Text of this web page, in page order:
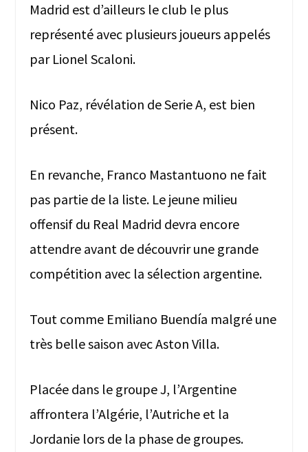
Madrid est d’ailleurs le club le plus
représenté avec plusieurs joueurs appelés
par Lionel Scaloni.
Nico Paz, révélation de Serie A, est bien
présent.
En revanche, Franco Mastantuono ne fait
pas partie de la liste. Le jeune milieu
offensif du Real Madrid devra encore
attendre avant de découvrir une grande
compétition avec la sélection argentine.
Tout comme Emiliano Buendía malgré une
très belle saison avec Aston Villa.
Placée dans le groupe J, l’Argentine
affrontera l’Algérie, l’Autriche et la
Jordanie lors de la phase de groupes.